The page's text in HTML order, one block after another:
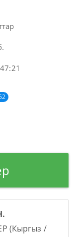
(Кыргыз /